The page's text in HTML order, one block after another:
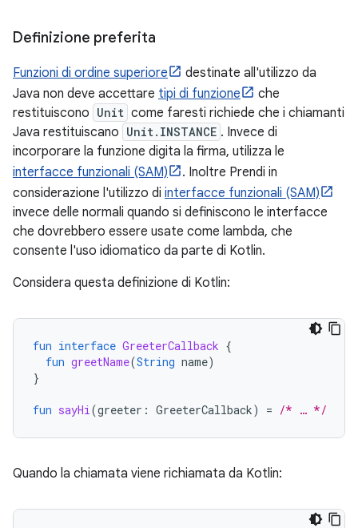
Definizione preferita
Funzioni di ordine superiore
destinate all'utilizzo da
Java non deve accettare tipi di funzione
che
restituiscono Unit come faresti richiede che i chiamanti
Java restituiscano Unit.INSTANCE . Invece di
incorporare la funzione digita la firma, utilizza le
interfacce funzionali (SAM)
. Inoltre Prendi in
considerazione l'utilizzo di interfacce funzionali (SAM)
invece delle normali quando si definiscono le interfacce
che dovrebbero essere usate come lambda, che
consente l'uso idiomatico da parte di Kotlin.
Considera questa definizione di Kotlin:
fun interface GreeterCallback {
fun greetName(String name)
}
fun sayHi(greeter : GreeterCallback) = /* … */
Quando la chiamata viene richiamata da Kotlin: